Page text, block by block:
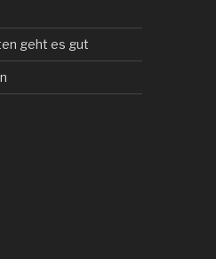
geht es gut